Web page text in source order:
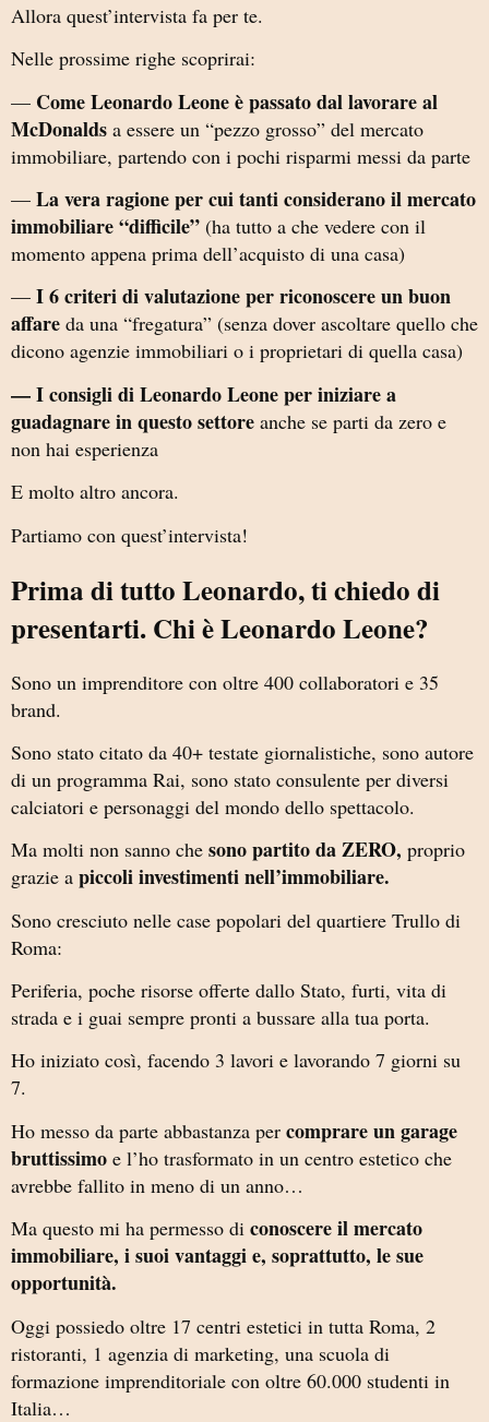
Allora quest’intervista fa per te.
Nelle prossime righe scoprirai:
— Come Leonardo Leone è passato dal lavorare al
McDonalds a essere un “pezzo grosso” del mercato
immobiliare, partendo con i pochi risparmi messi da parte
— La vera ragione per cui tanti considerano il mercato
immobiliare “difficile” (ha tutto a che vedere con il
momento appena prima dell’acquisto di una casa)
— I 6 criteri di valutazione per riconoscere un buon
affare da una “fregatura” (senza dover ascoltare quello che
dicono agenzie immobiliari o i proprietari di quella casa)
— I consigli di Leonardo Leone per iniziare a
guadagnare in questo settore anche se parti da zero e
non hai esperienza
E molto altro ancora.
Partiamo con quest’intervista!
Prima di tutto Leonardo, ti chiedo di
presentarti. Chi è Leonardo Leone?
Sono un imprenditore con oltre 400 collaboratori e 35
brand.
Sono stato citato da 40+ testate giornalistiche, sono autore
di un programma Rai, sono stato consulente per diversi
calciatori e personaggi del mondo dello spettacolo.
Ma molti non sanno che sono partito da ZERO, proprio
grazie a piccoli investimenti nell’immobiliare.
Sono cresciuto nelle case popolari del quartiere Trullo di
Roma:
Periferia, poche risorse offerte dallo Stato, furti, vita di
strada e i guai sempre pronti a bussare alla tua porta.
Ho iniziato così, facendo 3 lavori e lavorando 7 giorni su
7.
Ho messo da parte abbastanza per comprare un garage
bruttissimo e l’ho trasformato in un centro estetico che
avrebbe fallito in meno di un anno…
Ma questo mi ha permesso di conoscere il mercato
immobiliare, i suoi vantaggi e, soprattutto, le sue
opportunità.
Oggi possiedo oltre 17 centri estetici in tutta Roma, 2
ristoranti, 1 agenzia di marketing, una scuola di
formazione imprenditoriale con oltre 60.000 studenti in
Italia…